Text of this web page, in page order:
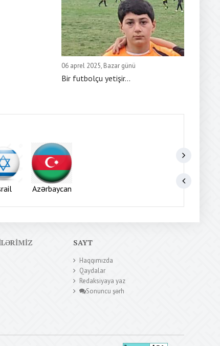
06 aprel 2025, Bazar günü
Bir futbolçu yetişir...
Azərbaycan
SAYT
Haqqımızda
Qaydalar
Redaksiyaya yaz
Sonuncu şərh